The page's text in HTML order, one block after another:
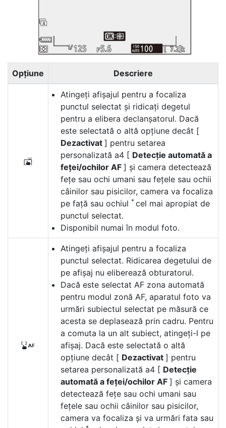
Opțiune Descriere
W
Atingeți afișajul pentru a focaliza
punctul selectat și ridicați degetul
pentru a elibera declanșatorul. Dacă
este selectată o altă opțiune decât [
Dezactivat ] pentru setarea
personalizată a4 [ Detecție automată a
feței/ochilor AF ] și camera detectează
fețe sau ochi umani sau fețele sau ochii
câinilor sau pisicilor, camera va focaliza
pe față sau ochiul * cel mai apropiat de
punctul selectat.
Disponibil numai în modul foto.
V
Atingeți afișajul pentru a focaliza
punctul selectat. Ridicarea degetului de
pe afișaj nu eliberează obturatorul.
Dacă este selectat AF zona automată
pentru modul zonă AF, aparatul foto va
urmări subiectul selectat pe măsură ce
acesta se deplasează prin cadru. Pentru
a comuta la un alt subiect, atingeți-l pe
afișaj. Dacă este selectată o altă
opțiune decât [ Dezactivat ] pentru
setarea personalizată a4 [ Detecție
automată a feței/ochilor AF ] și camera
detectează fețe sau ochi umani sau
fețele sau ochii câinilor sau pisicilor,
camera va focaliza și va urmări fata sau